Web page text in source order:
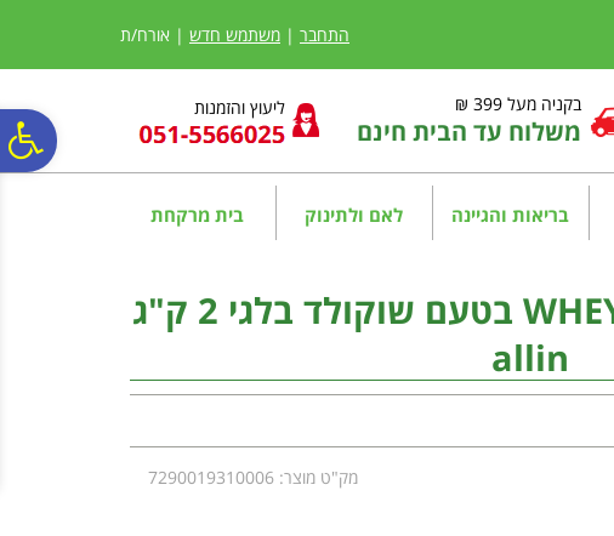
נגישות
אתר
המרכזי התחבר | משתמש חדש | אורח/ת
בקניה מעל 399 ₪
משלוח עד הבית חינם
ליעוץ והזמנות
בריאות והגיינה לאם ולתינוק בית מרקחת
אולאין אבקת חלבון WHEY בטעם שוקולד בלגי 2 ק"ג
allin
מק"ט מוצר: 7290019310006